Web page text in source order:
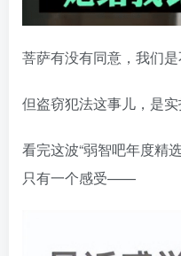
菩萨有没有同意，我们是
但盗窃犯法这事儿，是实
看完这波“弱智吧年度精
只有一个感受——